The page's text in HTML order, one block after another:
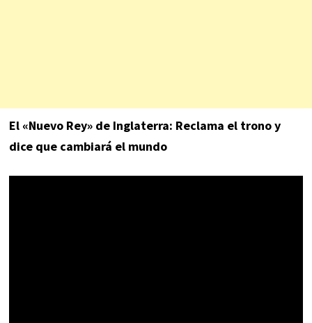
El «Nuevo Rey» de Inglaterra: Reclama el trono y
dice que cambiará el mundo